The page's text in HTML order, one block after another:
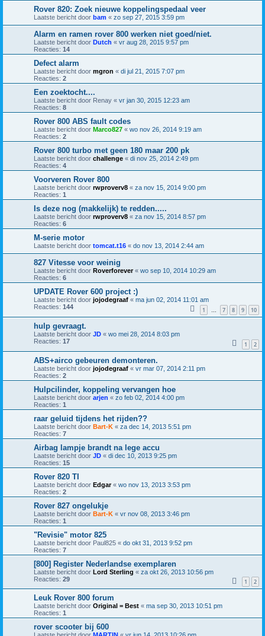
Rover 820: Zoek nieuwe koppelingspedaal veer
Laatste bericht door bam « zo sep 27, 2015 3:59 pm
Alarm en ramen rover 800 werken niet goed/niet.
Laatste bericht door Dutch « vr aug 28, 2015 9:57 pm
Reacties: 14
Defect alarm
Laatste bericht door mgron « di jul 21, 2015 7:07 pm
Reacties: 2
Een zoektocht....
Laatste bericht door Renay « vr jan 30, 2015 12:23 am
Reacties: 8
Rover 800 ABS fault codes
Laatste bericht door Marco827 « wo nov 26, 2014 9:19 am
Reacties: 2
Rover 800 turbo met geen 180 maar 200 pk
Laatste bericht door challenge « di nov 25, 2014 2:49 pm
Reacties: 4
Voorveren Rover 800
Laatste bericht door rwproverv8 « za nov 15, 2014 9:00 pm
Reacties: 1
Is deze nog (makkelijk) te redden.....
Laatste bericht door rwproverv8 « za nov 15, 2014 8:57 pm
Reacties: 6
M-serie motor
Laatste bericht door tomcat.t16 « do nov 13, 2014 2:44 am
827 Vitesse voor weinig
Laatste bericht door Roverforever« wo sep 10, 2014 10:29 am
Reacties: 6
UPDATE Rover 600 project :)
Laatste bericht door jojodegraaf « ma jun 02, 2014 11:01 am
Reacties: 144 1 … 7 8 9 10
hulp gevraagt.
Laatste bericht door JD « wo mei 28, 2014 8:03 pm
Reacties: 17 1 2
ABS+airco gebeuren demonteren.
Laatste bericht door jojodegraaf « vr mar 07, 2014 2:11 pm
Reacties: 2
Hulpcilinder, koppeling vervangen hoe
Laatste bericht door arjen « zo feb 02, 2014 4:00 pm
Reacties: 1
raar geluid tijdens het rijden??
Laatste bericht door Bart-K « za dec 14, 2013 5:51 pm
Reacties: 7
Airbag lampje brandt na lege accu
Laatste bericht door JD « di dec 10, 2013 9:25 pm
Reacties: 15
Rover 820 TI
Laatste bericht door Edgar« wo nov 13, 2013 3:53 pm
Reacties: 2
Rover 827 ongelukje
Laatste bericht door Bart-K « vr nov 08, 2013 3:46 pm
Reacties: 1
"Revisie" motor 825
Laatste bericht door Paul825 « do okt 31, 2013 9:52 pm
Reacties: 7
[800] Register Nederlandse exemplaren
Laatste bericht door Lord Sterling « za okt 26, 2013 10:56 pm
Reacties: 29 1 2
Leuk Rover 800 forum
Laatste bericht door Original = Best « ma sep 30, 2013 10:51 pm
Reacties: 1
rover scooter bij 600